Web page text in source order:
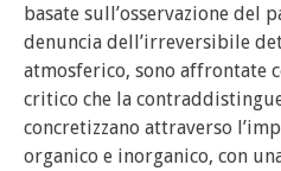
basate sull’osservazione del
denuncia dell’irreversibile
atmosferico, sono affrontate
critico che la
concretizzano attraverso
organico e inorganico, con